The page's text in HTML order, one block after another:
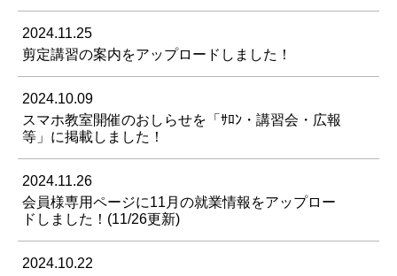
2024.11.25
剪定講習の案内をアップロードしました！
2024.10.09
スマホ教室開催のおしらせを「ｻﾛﾝ・講習会・広報
等」に掲載しました！
2024.11.26
会員様専用ページに11月の就業情報をアップロー
ドしました！(11/26更新)
2024.10.22